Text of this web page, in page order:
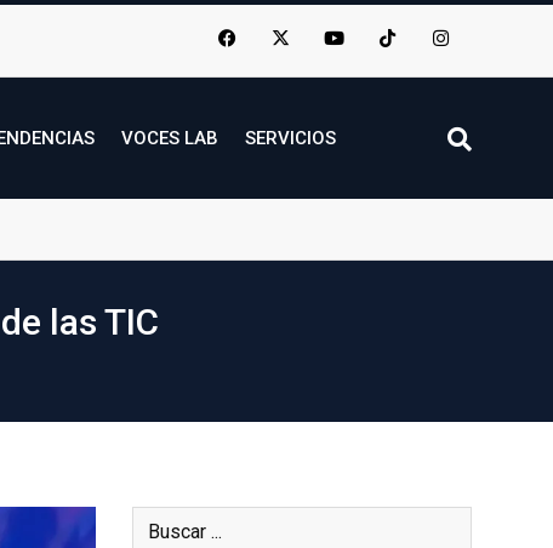
VOCES LAB SERVICIOS
las TIC